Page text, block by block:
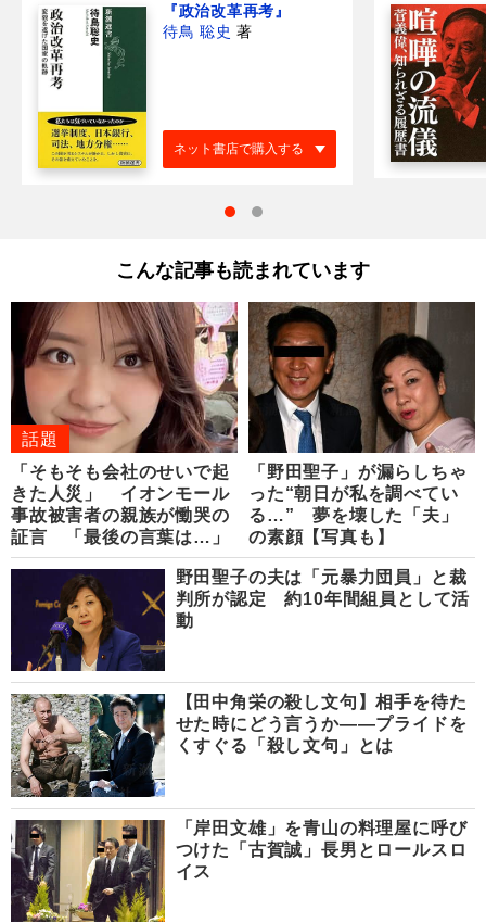
『政治改革再考』
待鳥 聡史 著
ネット書店で購入する
こんな記事も読まれています
話題
「そもそも会社のせいで起
きた人災」 イオンモール
事故被害者の親族が慟哭の
証言 「最後の言葉は…」
「野田聖子」が漏らしちゃ
った“朝日が私を調べてい
る…” 夢を壊した「夫」
の素顔【写真も】
野田聖子の夫は「元暴力団員」と裁
判所が認定 約10年間組員として活
動
【田中角栄の殺し文句】相手を待た
せた時にどう言うか――プライドを
くすぐる「殺し文句」とは
「岸田文雄」を青山の料理屋に呼び
つけた「古賀誠」長男とロールスロ
イス